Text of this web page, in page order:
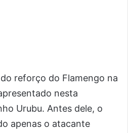
reforço do Flamengo na
nesta
Urubu. Antes dele, o
apenas o atacante